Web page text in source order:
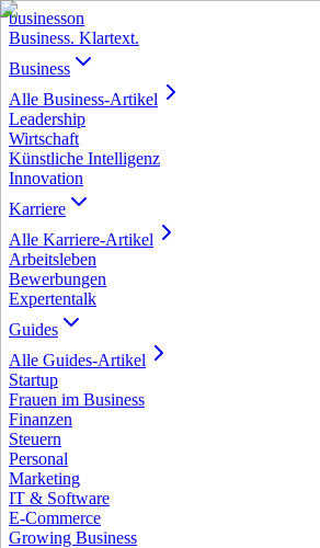
businesson
Business. Klartext.
Business
Alle Business-Artikel
Leadership
Wirtschaft
Künstliche Intelligenz
Innovation
Karriere
Alle Karriere-Artikel
Arbeitsleben
Bewerbungen
Expertentalk
Guides
Alle Guides-Artikel
Startup
Frauen im Business
Finanzen
Steuern
Personal
Marketing
IT & Software
E-Commerce
Growing Business